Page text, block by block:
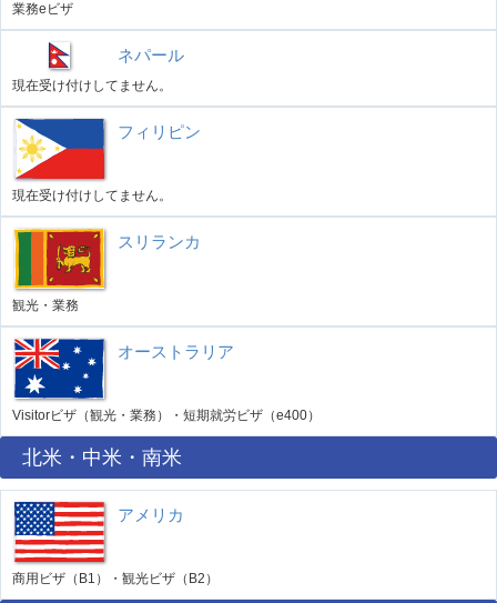
業務eビザ
ネパール
現在受け付けしてません。
フィリピン
現在受け付けしてません。
スリランカ
観光・業務
オーストラリア
Visitorビザ（観光・業務）・短期就労ビザ（e400）
北米・中米・南米
アメリカ
商用ビザ（B1）・観光ビザ（B2）